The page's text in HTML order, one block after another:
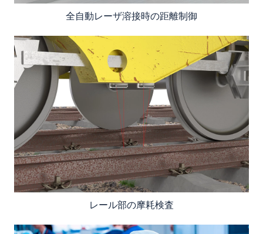
全自動レーザ溶接時の距離制御
レール部の摩耗検査